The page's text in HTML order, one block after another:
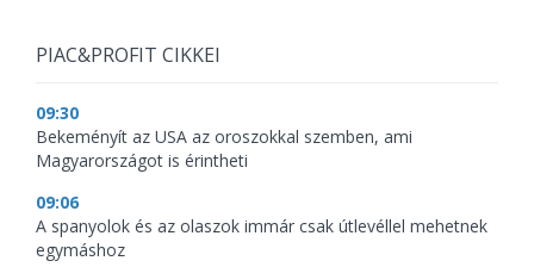
PIAC&PROFIT CIKKEI
09:30
Bekeményít az USA az oroszokkal szemben, ami
Magyarországot is érintheti
09:06
A spanyolok és az olaszok immár csak útlevéllel mehetnek
egymáshoz